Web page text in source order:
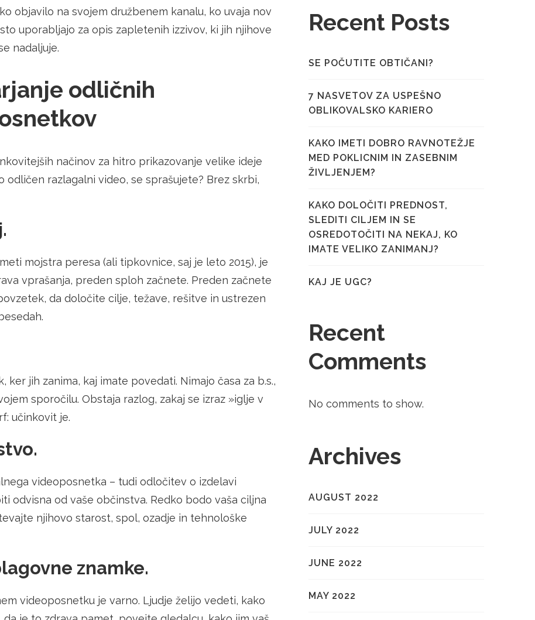
objavilo na svojem družbenem kanalu, ko uvaja nov
uporabljajo za opis zapletenih izzivov, ki jih njihove
nadaljuje.
odličnih
načinov za hitro prikazovanje velike ideje
odličen razlagalni video, se sprašujete? Brez skrbi,
mojstra peresa (ali tipkovnice, saj je leto 2015), je
vprašanja, preden sploh začnete. Preden začnete
da določite cilje, težave, rešitve in ustrezen
jih zanima, kaj imate povedati. Nimajo časa za b.s.,
sporočilu. Obstaja razlog, zakaj se izraz »iglje v
učinkovit je.
videoposnetka – tudi odločitev o izdelavi
odvisna od vaše občinstva. Redko bodo vaša ciljna
njihovo starost, spol, ozadje in tehnološke
znamke.
videoposnetku je varno. Ljudje želijo vedeti, kako
Recent Posts
SE POČUTITE OBTIČANI?
7 NASVETOV ZA USPEŠNO
OBLIKOVALSKO KARIERO
KAKO IMETI DOBRO RAVNOTEŽJE
MED POKLICNIM IN ZASEBNIM
ŽIVLJENJEM?
KAKO DOLOČITI PREDNOST,
SLEDITI CILJEM IN SE
OSREDOTOČITI NA NEKAJ, KO
IMATE VELIKO ZANIMANJ?
KAJ JE UGC?
Recent
Comments
No comments to show.
Archives
AUGUST 2022
JULY 2022
JUNE 2022
MAY 2022